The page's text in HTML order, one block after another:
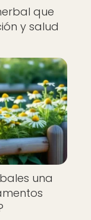
que
y salud
una